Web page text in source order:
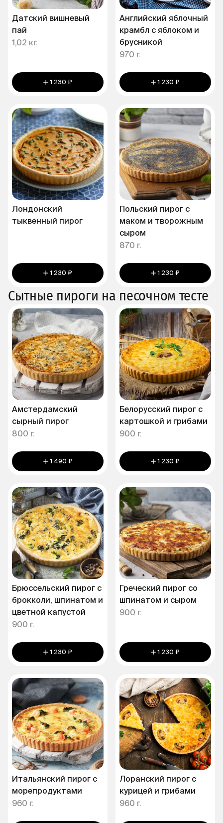
Датский вишневый
пай
1,02 кг.
1 230 ₽
Английский яблочный
крамбл с яблоком и
брусникой
970 г.
1 230 ₽
Лондонский
тыквенный пирог
1 230 ₽
Польский пирог с
маком и творожным
сыром
870 г.
1 230 ₽
Сытные пироги на песочном тесте
Амстердамский
сырный пирог
800 г.
1 490 ₽
Белорусский пирог c
картошкой и грибами
900 г.
1 230 ₽
Брюсcельский пирог с
брокколи, шпинатом и
цветной капустой
900 г.
1 230 ₽
Греческий пирог со
шпинатом и сыром
900 г.
1 230 ₽
Итальянский пирог с
морепродуктами
960 г.
Лоранский пирог с
курицей и грибами
960 г.